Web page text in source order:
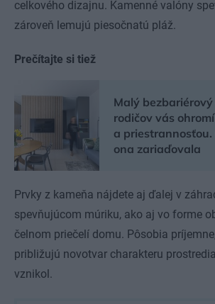
celkového dizajnu. Kamenné valóny
zároveň lemujú piesočnatú pláž.
Prečítajte si tiež
Malý
rodičov vás
a
ona zariaďovala
Prvky z kameňa nájdete aj ďalej v
spevňujúcom múriku, ako aj vo forme
čelnom priečelí domu. Pôsobia
približujú novotvar charakteru
vznikol.